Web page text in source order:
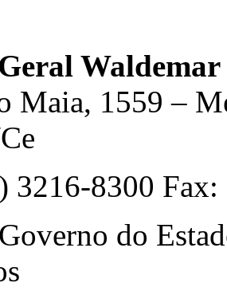
Maia, 1559 –
3216-8300
do